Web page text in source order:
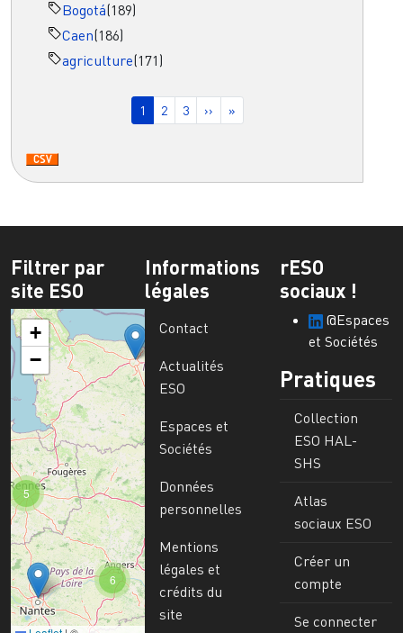
Bogotá(189)
Caen(186)
agriculture(171)
Page courante
1 Page
2 Page
3 Page suivante
›› Dernière page
»
Filtrer par
site ESO
6
5
+
−
Informations
légales
Contact
Actualités
ESO
Espaces et
Sociétés
Données
personnelles
Mentions
légales et
crédits du
site
rESO
sociaux !
@Espaces
et Sociétés
Pratiques
Collection
ESO HAL-
SHS
Atlas
sociaux ESO
Créer un
compte
Se connecter